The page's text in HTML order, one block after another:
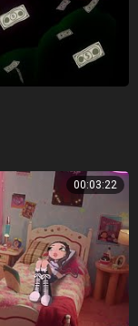
00:03:22